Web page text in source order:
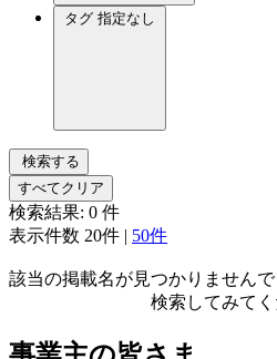
タグ 指定なし
検索する
すべてクリア
検索結果: 0 件
表示件数 20件 | 50件
該当の掲載名が見つかりません
検索してみてく